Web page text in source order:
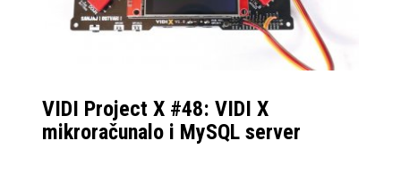
VIDI Project X #48: VIDI X
mikroračunalo i MySQL server